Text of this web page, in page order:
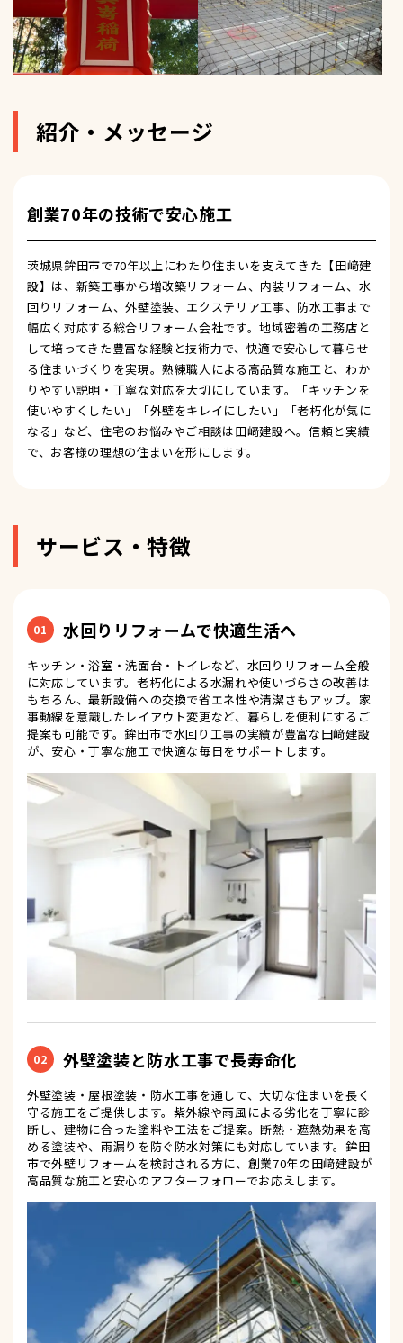
紹介・メッセージ
創業70年の技術で安心施工
茨城県鉾田市で70年以上にわたり住まいを支えてきた【田﨑建
設】は、新築工事から増改築リフォーム、内装リフォーム、水
回りリフォーム、外壁塗装、エクステリア工事、防水工事まで
幅広く対応する総合リフォーム会社です。地域密着の工務店と
して培ってきた豊富な経験と技術力で、快適で安心して暮らせ
る住まいづくりを実現。熟練職人による高品質な施工と、わか
りやすい説明・丁寧な対応を大切にしています。「キッチンを
使いやすくしたい」「外壁をキレイにしたい」「老朽化が気に
なる」など、住宅のお悩みやご相談は田﨑建設へ。信頼と実績
で、お客様の理想の住まいを形にします。
サービス・特徴
01 水回りリフォームで快適生活へ
キッチン・浴室・洗面台・トイレなど、水回りリフォーム全般
に対応しています。老朽化による水漏れや使いづらさの改善は
もちろん、最新設備への交換で省エネ性や清潔さもアップ。家
事動線を意識したレイアウト変更など、暮らしを便利にするご
提案も可能です。鉾田市で水回り工事の実績が豊富な田﨑建設
が、安心・丁寧な施工で快適な毎日をサポートします。
02 外壁塗装と防水工事で長寿命化
外壁塗装・屋根塗装・防水工事を通して、大切な住まいを長く
守る施工をご提供します。紫外線や雨風による劣化を丁寧に診
断し、建物に合った塗料や工法をご提案。断熱・遮熱効果を高
める塗装や、雨漏りを防ぐ防水対策にも対応しています。鉾田
市で外壁リフォームを検討される方に、創業70年の田﨑建設が
高品質な施工と安心のアフターフォローでお応えします。